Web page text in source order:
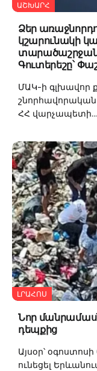
ԱՇԽԱՐՀ
Ձեր
կշարունակի
Գուտերեշը՝
ՄԱԿ-ի գլխավոր
շնորհավորական
ՀՀ վարչապետի...
ԼՐԱՀՈՍ
Նոր
դեպքից
Այսօր՝
ունեցել